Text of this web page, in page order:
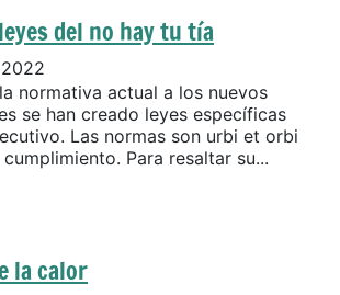
del no hay tu tía
normativa actual a los nuevos
se han creado leyes específicas
Las normas son urbi et orbi
Para resaltar su...
la calor